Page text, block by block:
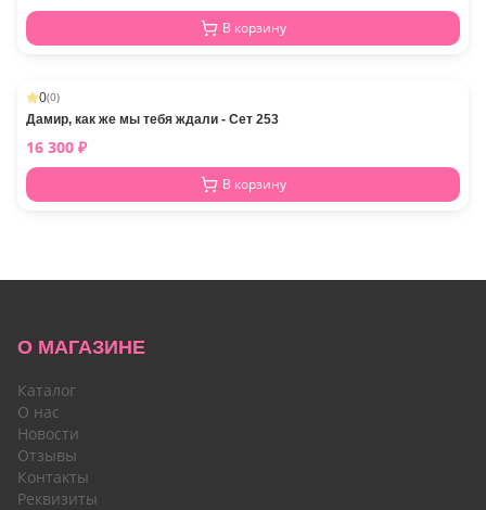
В корзину
0(0)
Дамир, как же мы тебя ждали - Сет 253
16 300 ₽
В корзину
О МАГАЗИНЕ
Каталог
О нас
Новости
Отзывы
Контакты
Реквизиты